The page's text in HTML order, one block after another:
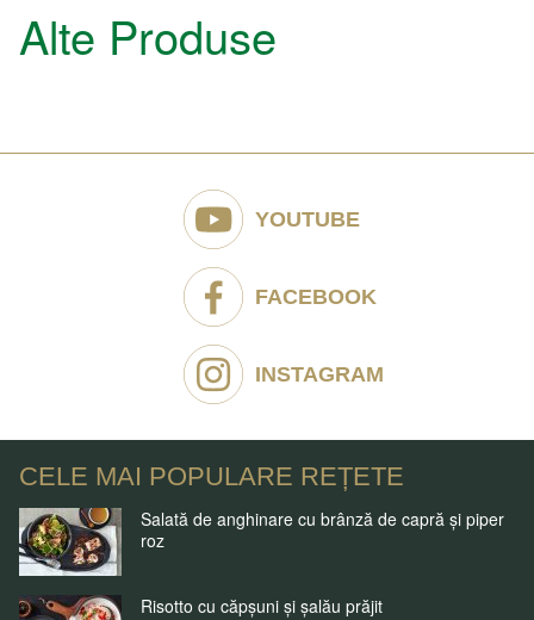
Alte Produse
YOUTUBE
FACEBOOK
INSTAGRAM
CELE MAI POPULARE REȚETE
Salată de anghinare cu brânză de capră și piper
roz
Risotto cu căpșuni și șalău prăjit